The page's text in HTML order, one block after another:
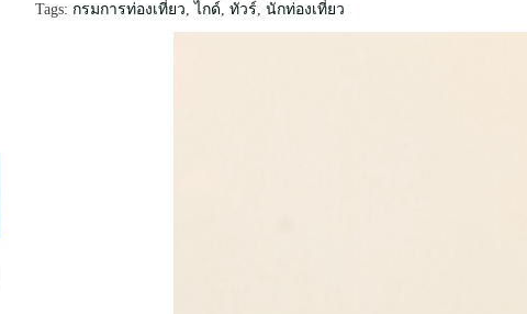
Tags: กรมการท่องเที่ยว,ไกด์,ทัวร์,นักท่องเที่ยว